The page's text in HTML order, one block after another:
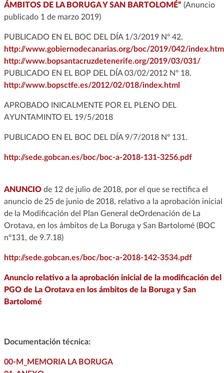
ÁMBITOS DE LA BORUGA Y SAN BARTOLOMÉ” (Anuncio
publicado 1 de marzo 2019)
PUBLICADO EN EL BOC DEL DÍA 1/3/2019 Nº 42.
http://www.gobiernodecanarias.org/boc/2019/042/
http://www.bopsantacruzdetenerife.org/2019/03/031/
PUBLICADO EN EL BOP DEL DÍA 03/02/2012 Nº 18.
http://www.bopsctfe.es/2012/02/018/index.html
APROBADO INICALMENTE POR EL PLENO DEL
AYUNTAMINTO EL 19/5/2018
PUBLICADO EN EL BOC DEL DÍA 9/7/2018 Nº 131.
http://sede.gobcan.es/boc/boc-a-2018-131-3256.pdf
ANUNCIO de 12 de julio de 2018, por el que se rectifica el
anuncio de 25 de junio de 2018, relativo a la aprobación inicial
de la Modificación del Plan General deOrdenación de La
Orotava, en los ámbitos de La Boruga y San Bartolomé (BOC
nº131, de 9.7.18)
http://sede.gobcan.es/boc/boc-a-2018-142-3534.pdf
Anuncio relativo a la aprobación inicial de la modificación del
PGO de La Orotava en los ámbitos de la Boruga y San
Bartolomé
Documentación técnica:
00-M_MEMORIA LA BORUGA